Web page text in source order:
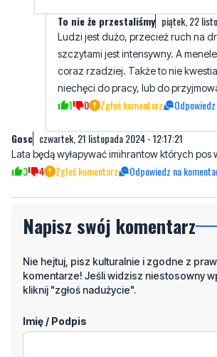
coraz rzadziej. Także to nie kwestia
niechęci do pracy, lub do
1 0 Zgłoś komentarz
czwartek, 21 listopada 2024 - 12:17:21
Lata będą wyłapywać imihrantow których pos
Napisz swój komentarz
komentarze! Jeśli widzisz niestosowny
Imię / Podpis
Odpowiedz